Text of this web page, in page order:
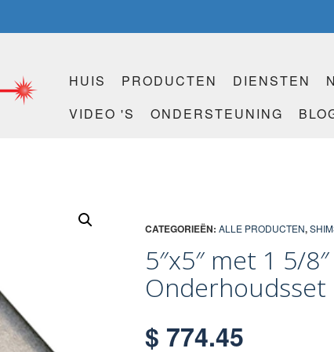
HUIS PRODUCTEN DIENSTEN
VIDEO 'S
ONDERSTEUNING
CATEGORIEËN:ALLE PRODUCTEN,
5″x5″ met 1 5/
Onderhoudsset
$ 774.45